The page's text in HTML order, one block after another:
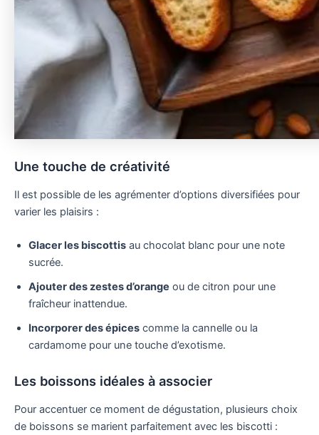
Une touche de créativité
Il est possible de les agrémenter d’options diversifiées pour
varier les plaisirs :
Glacer les biscottis au chocolat blanc pour une note
sucrée.
Ajouter des zestes d’orange ou de citron pour une
fraîcheur inattendue.
Incorporer des épices comme la cannelle ou la
cardamome pour une touche d’exotisme.
Les boissons idéales à associer
Pour accentuer ce moment de dégustation, plusieurs choix
de boissons se marient parfaitement avec les biscotti :